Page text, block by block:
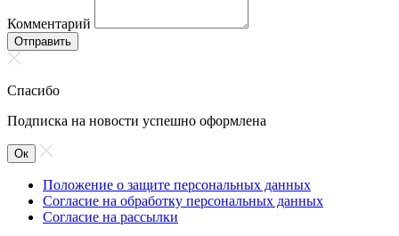
Комментарий
Отправить
Спасибо
Подписка на новости успешно оформлена
Ок
Положение о защите персональных данных
Согласие на обработку персональных данных
Согласие на рассылки